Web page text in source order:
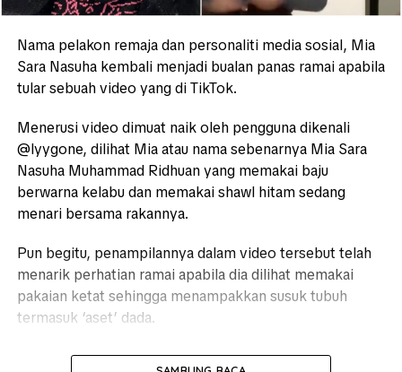
Nama pelakon remaja dan personaliti media sosial, Mia
Sara Nasuha kembali menjadi bualan panas ramai apabila
tular sebuah video yang di TikTok.
Menerusi video dimuat naik oleh pengguna dikenali
@lyygone, dilihat Mia atau nama sebenarnya Mia Sara
Nasuha Muhammad Ridhuan yang memakai baju
berwarna kelabu dan memakai shawl hitam sedang
menari bersama rakannya.
Pun begitu, penampilannya dalam video tersebut telah
menarik perhatian ramai apabila dia dilihat memakai
pakaian ketat sehingga menampakkan susuk tubuh
termasuk ‘aset’ dada.